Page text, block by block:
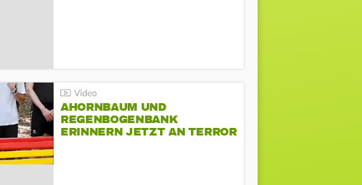
AHORNBAUM UND
REGENBOGENBANK
ERINNERN JETZT AN TERROR